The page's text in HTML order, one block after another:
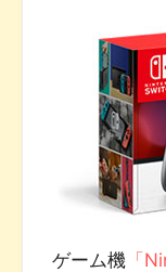
ゲーム機 「